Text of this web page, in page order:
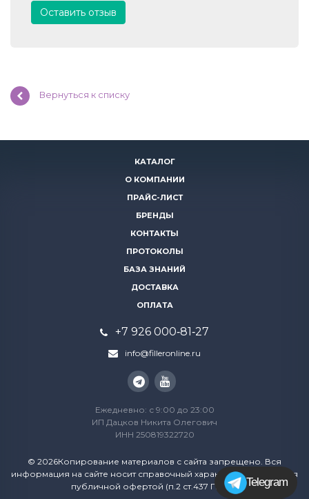
Оставить отзыв
Вернуться к списку
© 2026Копирование материалов с сайта запрещено. Вся
информация на сайте носит справочный характер и не является
публичной офертой (п.2 ст.437 ГК РФ)
Telegram
КАТАЛОГ
О КОМПАНИИ
ПРАЙС-ЛИСТ
БРЕНДЫ
КОНТАКТЫ
ПРОТОКОЛЫ
БАЗА ЗНАНИЙ
ДОСТАВКА
ОПЛАТА
+7 926 000‑81‑27
info@filleronline.ru
Ежедневно: с 9:00 до 23:00
ИП Дацков Никита Олегович
ИНН 250819322720